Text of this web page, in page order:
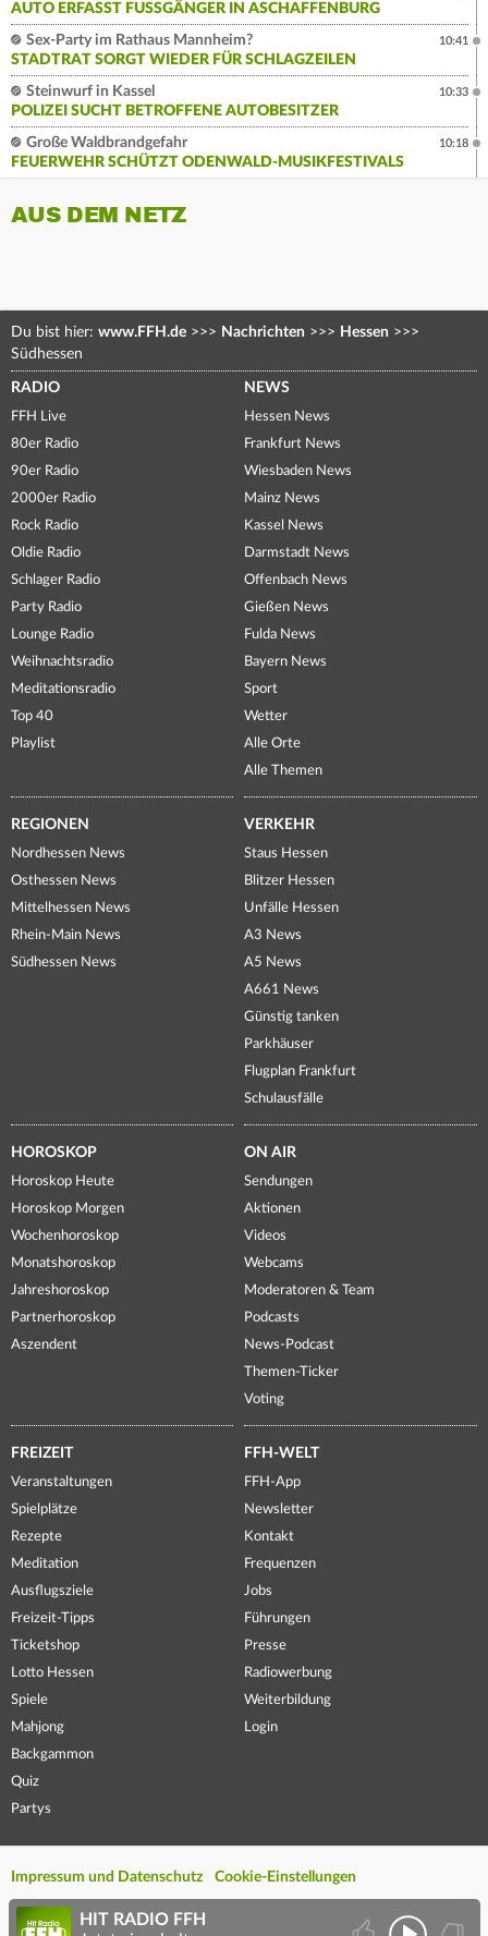
AUTO ERFASST FUSSGÄNGER IN ASCHAFFENBURG
Sex-Party im Rathaus Mannheim?
STADTRAT SORGT WIEDER FÜR SCHLAGZEILEN
10:41
Steinwurf in Kassel
POLIZEI SUCHT BETROFFENE AUTOBESITZER
10:33
Große Waldbrandgefahr
FEUERWEHR SCHÜTZT ODENWALD-MUSIKFESTIVALS
10:18
AUS DEM NETZ
Du bist hier: www.FFH.de >>> Nachrichten >>> Hessen >>>
Südhessen
RADIO
FFH Live
80er Radio
90er Radio
2000er Radio
Rock Radio
Oldie Radio
Schlager Radio
Party Radio
Lounge Radio
Weihnachtsradio
Meditationsradio
Top 40
Playlist
NEWS
Hessen News
Frankfurt News
Wiesbaden News
Mainz News
Kassel News
Darmstadt News
Offenbach News
Gießen News
Fulda News
Bayern News
Sport
Wetter
Alle Orte
Alle Themen
REGIONEN
Nordhessen News
Osthessen News
Mittelhessen News
Rhein-Main News
Südhessen News
VERKEHR
Staus Hessen
Blitzer Hessen
Unfälle Hessen
A3 News
A5 News
A661 News
Günstig tanken
Parkhäuser
Flugplan Frankfurt
Schulausfälle
HOROSKOP
Horoskop Heute
Horoskop Morgen
Wochenhoroskop
Monatshoroskop
Jahreshoroskop
Partnerhoroskop
Aszendent
ON AIR
Sendungen
Aktionen
Videos
Webcams
Moderatoren & Team
Podcasts
News-Podcast
Themen-Ticker
Voting
FREIZEIT
Veranstaltungen
Spielplätze
Rezepte
Meditation
Ausflugsziele
Freizeit-Tipps
Ticketshop
Lotto Hessen
Spiele
Mahjong
Backgammon
Quiz
Partys
FFH-WELT
FFH-App
Newsletter
Kontakt
Frequenzen
Jobs
Führungen
Presse
Radiowerbung
Weiterbildung
Login
Impressum und Datenschutz Cookie-Einstellungen
HIT RADIO FFH